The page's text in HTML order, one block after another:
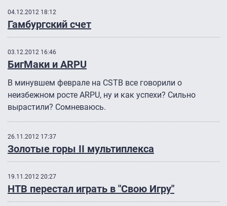
04.12.2012 18:12
Гамбургский счет
03.12.2012 16:46
БигМаки и ARPU
В минувшем феврале на CSTB все говорили о
неизбежном росте ARPU, ну и как успехи? Сильно
вырастили? Сомневаюсь.
26.11.2012 17:37
Золотые горы II мультиплекса
19.11.2012 20:27
НТВ перестал играть в "Свою Игру"